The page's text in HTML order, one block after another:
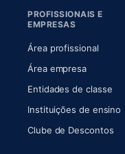
PROFISSIONAIS E
EMPRESAS
Área profissional
Área empresa
Entidades de classe
Instituições de ensino
Clube de Descontos